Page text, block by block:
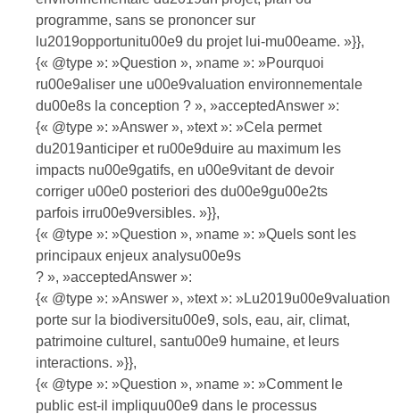
programme, sans se prononcer sur
lu2019opportunitu00e9 du projet lui-mu00eame. »}},
{« @type »: »Question », »name »: »Pourquoi
ru00e9aliser une u00e9valuation environnementale
du00e8s la conception ? », »acceptedAnswer »:
{« @type »: »Answer », »text »: »Cela permet
du2019anticiper et ru00e9duire au maximum les
impacts nu00e9gatifs, en u00e9vitant de devoir
corriger u00e0 posteriori des du00e9gu00e2ts
parfois irru00e9versibles. »}},
{« @type »: »Question », »name »: »Quels sont les
principaux enjeux analysu00e9s
? », »acceptedAnswer »:
{« @type »: »Answer », »text »: »Lu2019u00e9valuation
porte sur la biodiversitu00e9, sols, eau, air, climat,
patrimoine culturel, santu00e9 humaine, et leurs
interactions. »}},
{« @type »: »Question », »name »: »Comment le
public est-il impliquu00e9 dans le processus